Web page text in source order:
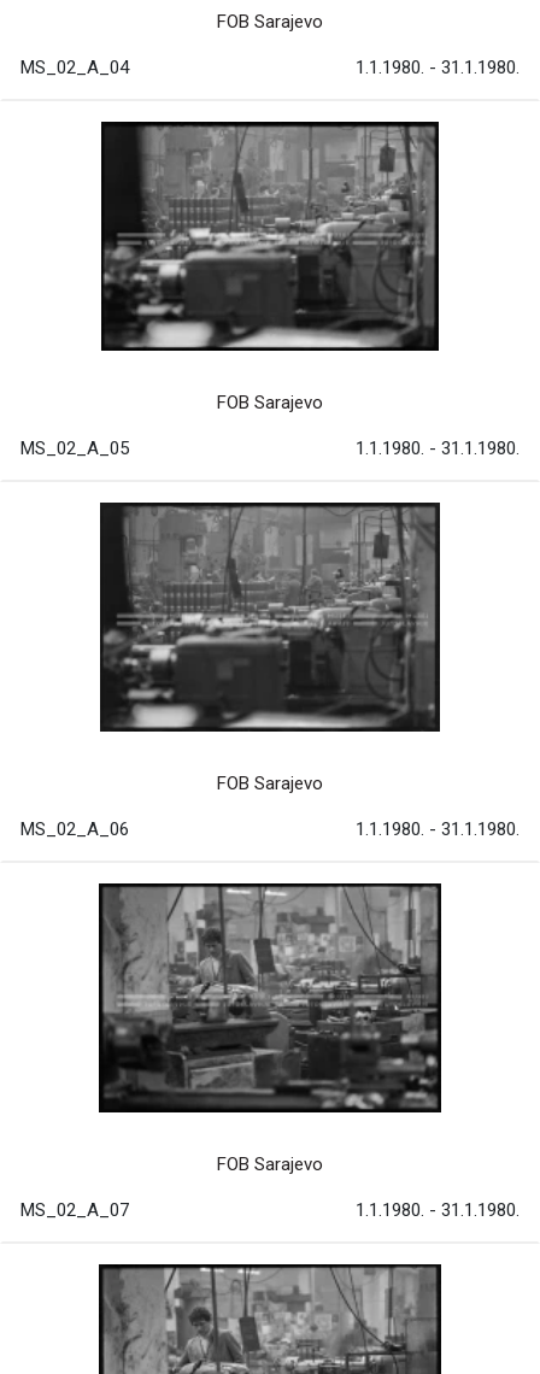
FOB Sarajevo
MS_02_A_04 1.1.1980. - 31.1.1980.
FOB Sarajevo
MS_02_A_05 1.1.1980. - 31.1.1980.
FOB Sarajevo
MS_02_A_06 1.1.1980. - 31.1.1980.
FOB Sarajevo
MS_02_A_07 1.1.1980. - 31.1.1980.